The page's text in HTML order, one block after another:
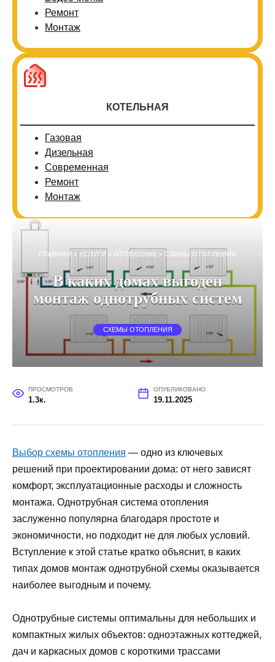
Ремонт
Монтаж
КОТЕЛЬНАЯ
Газовая
Дизельная
Современная
Ремонт
Монтаж
ГЛАВНАЯ » УСЛУГИ » ОТОПЛЕНИЕ » СХЕМЫ ОТОПЛЕНИЯ
В каких домах выгоден
монтаж однотрубных систем
СХЕМЫ ОТОПЛЕНИЯ
ПРОСМОТРОВ
1.3к.
ОПУБЛИКОВАНО
19.11.2025
Выбор схемы отопления — одно из ключевых
решений при проектировании дома: от него зависят
комфорт, эксплуатационные расходы и сложность
монтажа. Однотрубная система отопления
заслуженно популярна благодаря простоте и
экономичности, но подходит не для любых условий.
Вступление к этой статье кратко объяснит, в каких
типах домов монтаж однотрубной схемы оказывается
наиболее выгодным и почему.
Однотрубные системы оптимальны для небольших и
компактных жилых объектов: одноэтажных коттеджей,
дач и каркасных домов с короткими трассами